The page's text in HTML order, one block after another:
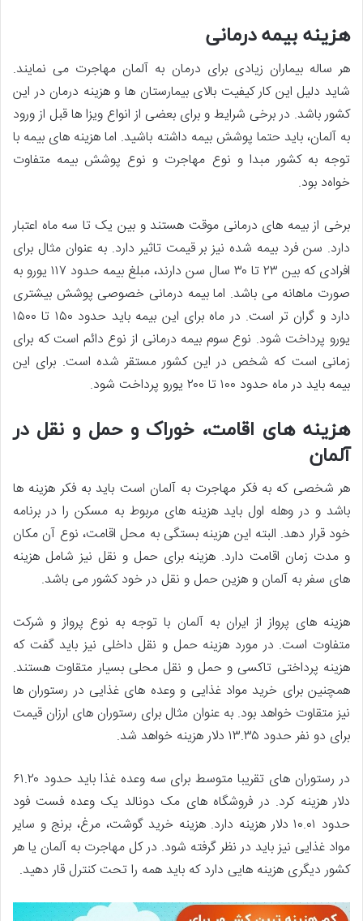
هزینه بیمه درمانی
هر ساله بیماران زیادی برای درمان به آلمان مهاجرت می نمایند.
شاید دلیل این کار کیفیت بالای بیمارستان ها و هزینه درمان در این
کشور باشد. در برخی شرایط و برای بعضی از انواع ویزا ها قبل از ورود
به آلمان، باید حتما پوشش بیمه داشته باشید. اما هزینه های بیمه با
توجه به کشور مبدا و نوع مهاجرت و نوع پوشش بیمه متفاوت
خواه‌د بود.
برخی از بیمه های درمانی موقت هستند و بین یک تا سه ماه اعتبار
دارد. سن فرد بیمه شده نیز بر قیمت تاثیر دارد. به عنوان مثال برای
افرادی که بین ۲۳ تا ۳۰ سال سن دارند، مبلغ بیمه حدود ۱۱۷ یورو به
صورت ماهانه می باشد. اما بیمه درمانی خصوصی پوشش بیشتری
دارد و گران‌ تر است. در ماه برای این بیمه باید حدود ۱۵۰ تا ۱۵۰۰
یورو پرداخت شود. نوع سوم بیمه درمانی از نوع دائم است که برای
زمانی است که شخص در این کشور مستقر شده است. برای این
بیمه باید در ماه حدود ۱۰۰ تا ۲۰۰ یورو پرداخت شود‌.
هزینه های اقامت، خوراک و حمل و نقل در
آلمان
هر شخصی که به فکر مهاجرت به آلمان است باید به فکر هزینه ها
باشد و در وهله اول باید هزینه های مربوط به مسکن را در برنامه
خود قرار دهد. البته این هزینه بستگی به محل اقامت، نوع آن مکان
و مدت زمان اقامت دارد. هزینه برای حمل و نقل نیز شامل هزینه
های سفر به آلمان و هزین حمل و نقل در خود کشور می باشد.
هزینه های پرواز از ایران به آلمان با توجه به نوع پرواز و شرکت
متفاوت است. در مورد هزینه حمل و نقل داخلی نیز باید گفت که
هزینه پرداختی تاکسی و حمل و نقل محلی بسیار متقاوت هستند.
همچنین برای خرید مواد غذایی و وعده های غذایی در رستوران ها
نیز متقاوت خواهد بود. به عنوان مثال برای رستوران های ارزان قیمت
برای دو نفر حدود ۱۳.۳۵ دلار هزینه خواهد شد.
در رستوران های تقریبا متوسط برای سه وعده غذا باید حدود ۶۱.۲۰
دلار هزینه کرد. در فروشگاه های مک‌ دونالد یک وعده فست فود
حدود ۱۰.۰۱ دلار هزینه دارد. هزینه خرید گوشت، مرغ، برنج و سایر
مواد غذایی نیز باید در نظر گرفته شود. در کل مهاجرت به آلمان یا هر
کشور دیگری هزینه هایی دارد که باید همه را تحت کنترل قار دهید.